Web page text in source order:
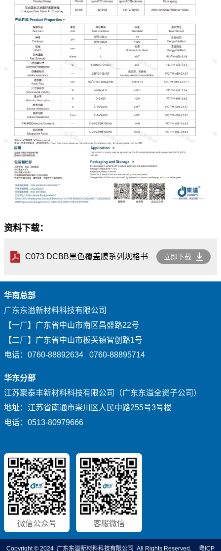
资料下载：
C073 DCBB黑色覆盖膜系列规格书 立即下载
华南总部
广东东溢新材料科技有限公司
【一厂】广东省中山市南区昌盛路22号
【二厂】广东省中山市板芙镇智创路1号
电话：0760-88892634 0760-88895714
华东分部
江苏聚泰丰新材料科技有限公司（广东东溢全资子公司）
地址：江苏省南通市崇川区人民中路255号3号楼
电话：0513-80979666
微信公众号 客服微信
Copyright © 2024 广东东溢新材料科技有限公司 All Rights Reserved. 粤ICP